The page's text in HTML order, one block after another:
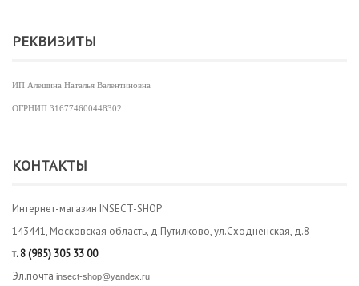
РЕКВИЗИТЫ
ИП Алешина Наталья Валентиновна
ОГРНИП 316774600448302
КОНТАКТЫ
Интернет-магазин INSECT-SHOP
143441, Московская область, д.Путилково, ул.Сходненская, д.8
т.8 (985) 305 33 00
Эл.почта insect-shop@yandex.ru